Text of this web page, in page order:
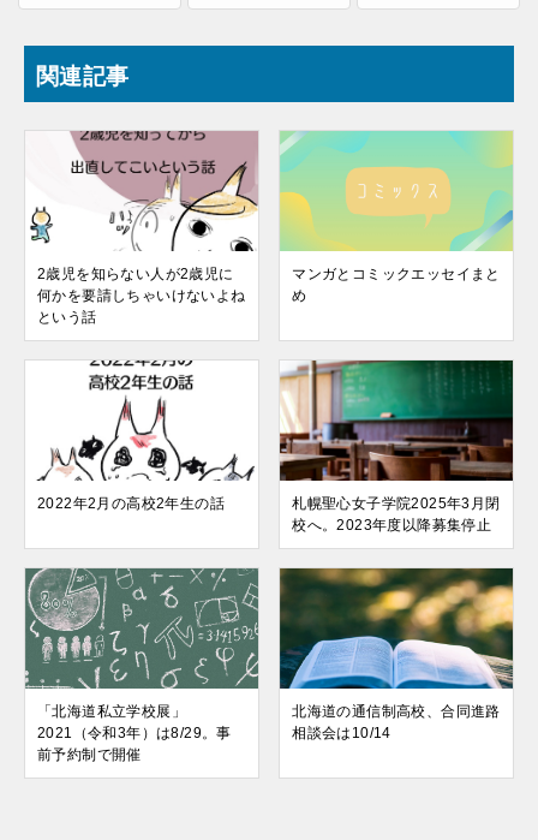
関連記事
2歳児を知らない人が2歳児に
何かを要請しちゃいけないよね
という話
マンガとコミックエッセイまと
め
2022年2月の高校2年生の話
札幌聖心女子学院2025年3月閉
校へ。2023年度以降募集停止
「北海道私立学校展」
2021（令和3年）は8/29。事
前予約制で開催
北海道の通信制高校、合同進路
相談会は10/14